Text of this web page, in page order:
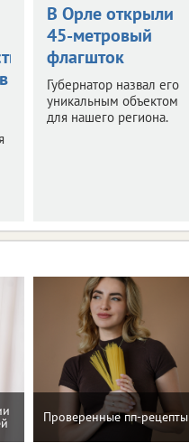
В Орле открыли
45-метровый
флагшток
Губернатор назвал его
уникальным объектом
для нашего региона.
Проверенные пп-рецепты